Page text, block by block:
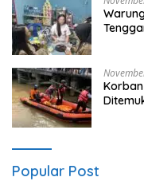
Popular Post